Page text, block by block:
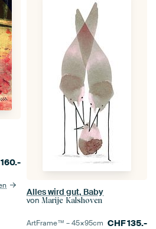
Alles wird gut, Baby
von Marije Kalshoven
ArtFrame™ –45×95cm CHF135.-